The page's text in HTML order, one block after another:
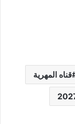
قناه المهرية